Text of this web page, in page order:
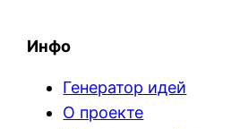
Инфо
Генератор идей
О проекте